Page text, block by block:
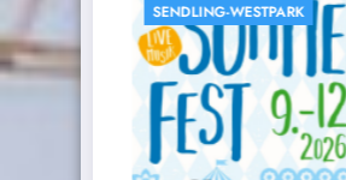
GÄRTNERPLATZ-THEATER